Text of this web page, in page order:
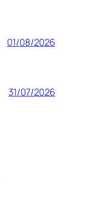
01/08/2026
31/07/2026